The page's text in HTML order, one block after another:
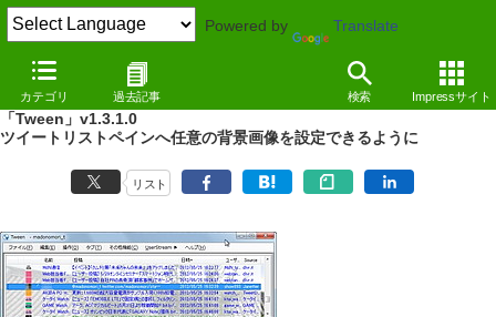
Powered by Translate
カテゴリ 過去記事 検索 Impressサイト
NEWS（12/05/25 17:22）
詳細情報ペインに返信元ツイートなどを表示できるようになった
「Tween」v1.3.1.0
ツイートリストペインへ任意の背景画像を設定できるように
リスト